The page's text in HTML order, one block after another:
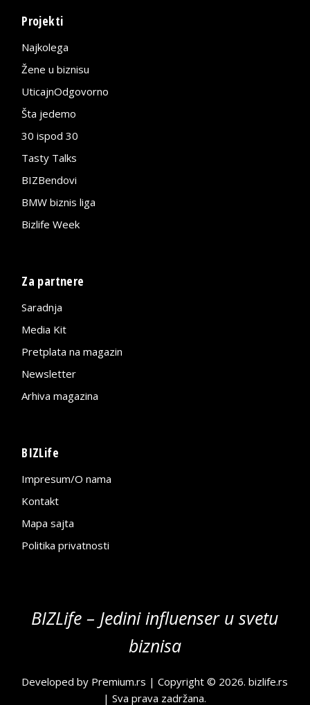
Projekti
Najkolega
Žene u biznisu
UticajnOdgovorno
Šta jedemo
30 ispod 30
Tasty Talks
BIZBendovi
BMW biznis liga
Bizlife Week
Za partnere
Saradnja
Media Kit
Pretplata na magazin
Newsletter
Arhiva magazina
BIZLife
Impresum/O nama
Kontakt
Mapa sajta
Politika privatnosti
BIZLife – Jedini influenser u svetu
biznisa
Developed by Premium.rs | Copyright © 2026.bizlife.rs
| Sva prava zadržana.